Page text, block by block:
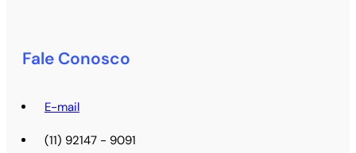
Fale Conosco
E-mail
(11) 92147 - 9091